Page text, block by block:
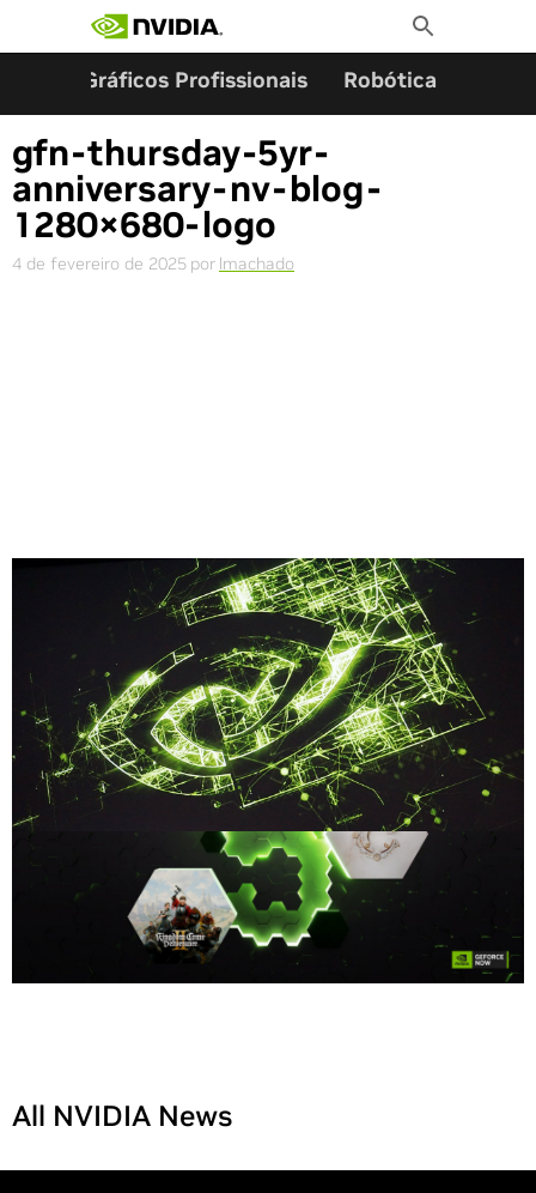
Toggle
Search
Gráficos Profissionais Robótica
gfn-thursday-5yr-
anniversary-nv-blog-
1280×680-logo
4 de fevereiro de 2025 por lmachado
Compartilhe
All NVIDIA News